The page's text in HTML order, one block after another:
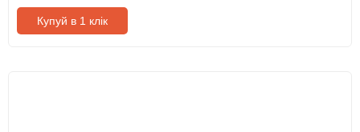
Купуй в 1 клік